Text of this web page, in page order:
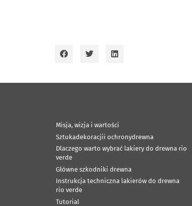
Misja, wizja i wartości
Sztukadekoracjii ochronydrewna
Dlaczego warto wybrać lakiery do drewna rio
verde
Główne szkodniki drewna
Instrukcja techniczna lakierów do drewna
rio verde
Tutorial